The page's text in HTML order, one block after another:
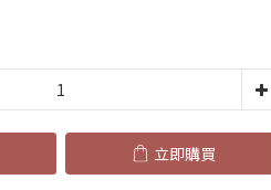
立即購買